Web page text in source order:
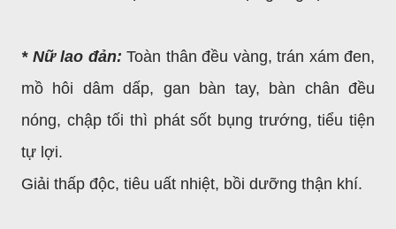
* Nữ lao đản: Toàn thân đều vàng, trán xám đen,
mồ hôi dâm dấp, gan bàn tay, bàn chân đều
nóng, chập tối thì phát sốt bụng trướng, tiểu tiện
tự lợi.
Giải thấp độc, tiêu uất nhiệt, bồi dưỡng thận khí.